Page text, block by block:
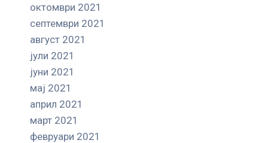
октомври 2021
септември 2021
август 2021
јули 2021
јуни 2021
мај 2021
април 2021
март 2021
февруари 2021